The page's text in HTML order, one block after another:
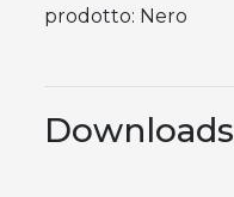
prodotto: Nero
Downloads